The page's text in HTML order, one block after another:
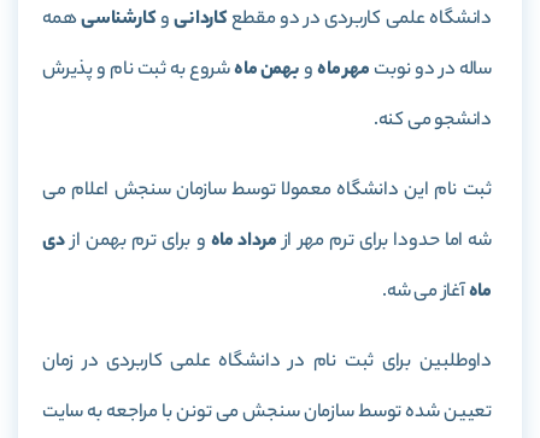
دانشگاه علمی کاربردی در دو مقطعکاردانیوکارشناسیهمه
ساله در دو نوبت مهر ماهوبهمن ماهشروع به ثبت نام و پذیرش
دانشجو می کنه.
ثبت نام این دانشگاه معمولا توسط سازمان سنجش اعلام می
شه اما حدودا برای ترم مهر ازمرداد ماه و برای ترم بهمن ازدی
ماهآغاز می شه.
داوطلبین برای ثبت نام در دانشگاه علمی کاربردی در زمان
تعیین شده توسط سازمان سنجش می تونن با مراجعه به سایت